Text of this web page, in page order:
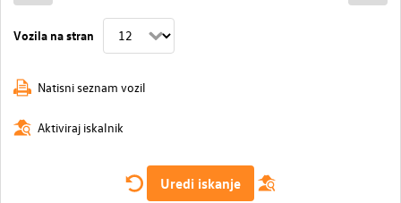
Vozila na stran
Natisni seznam vozil
Aktiviraj iskalnik
Uredi iskanje